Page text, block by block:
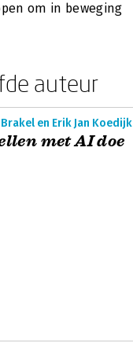
om in beweging
auteur
en Erik Jan Koedijk
met AI doe